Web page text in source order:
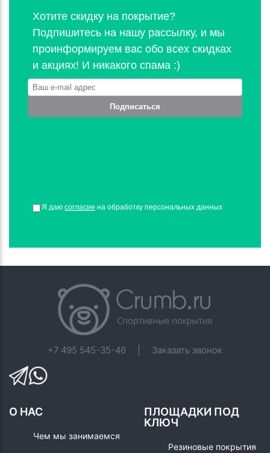
Хотите скидку на покрытие?
Подпишитесь на нашу рассылку, и мы
проинформируем вас обо всех скидках
и акциях! И никакого спама :)
Подписаться
Я даю согласие на обработку персональных данных
+7 495 545-35-46 Заказать звонок
О НАС
Чем мы занимаемся
ПЛОЩАДКИ ПОД
КЛЮЧ
Резиновые покрытия